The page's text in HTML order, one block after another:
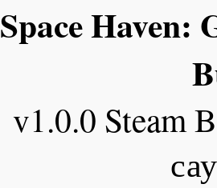
Space Haven:
v1.0.0 Steam